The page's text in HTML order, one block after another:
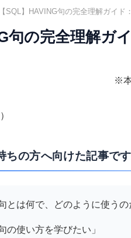
【SQL】HAVING句の完全理解ガイド
句の完全理解ガ
※
ちの方へ向けた記事です
とは何で、どのように使うの
の使い方を学びたい」